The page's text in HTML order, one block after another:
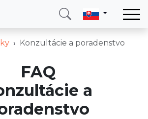
Konzultácie a poradenstvo
FAQ
a